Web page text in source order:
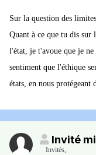
Sur la question des
Quant à ce que tu dis
l'état, je t'avoue que je
sentiment que l'éthique
états, en nous protégeant
Invité
Invités,